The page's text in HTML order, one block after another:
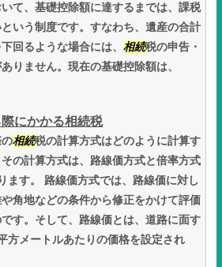
て、基礎控除額に達するまでは、課税
いう制度です。すなわち、遺産の合計
回るような場合には、 相続税の申告・
りません。現在の基礎控除額は、
にかかる相続税
相続税の計算方式はどのように計算す
の計算方式は、路線価方式と倍率方式
ます。 路線価方式では、路線価に対し
角地などの条件から修正をかけて評価
す。そして、路線価とは、道路に面す
方メートルあたりの価格を設定され